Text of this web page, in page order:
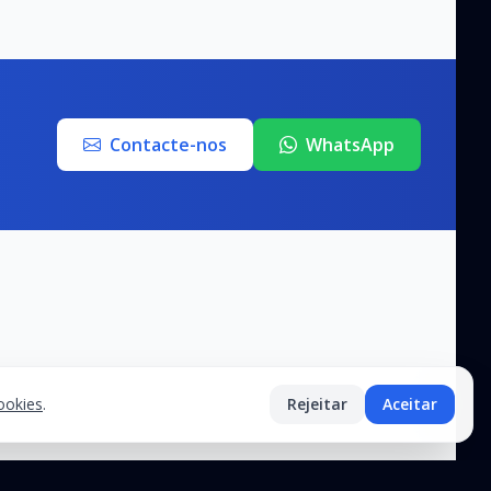
. Rejeitar Aceitar
Contacte-nos WhatsApp